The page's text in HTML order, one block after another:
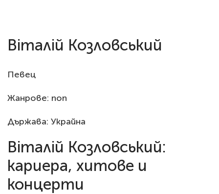
Віталій Козловський
Певец
Жанрове: поп
Държава: Украйна
Віталій Козловський:
кариера, хитове и
концерти